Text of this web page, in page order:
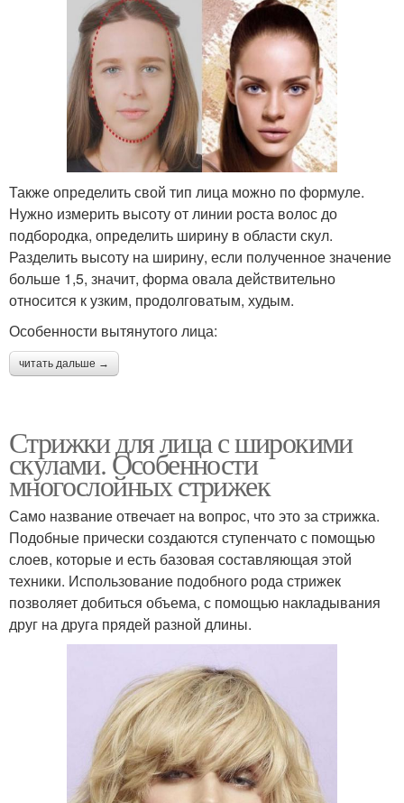
Также определить свой тип лица можно по формуле.
Нужно измерить высоту от линии роста волос до
подбородка, определить ширину в области скул.
Разделить высоту на ширину, если полученное значение
больше 1,5, значит, форма овала действительно
относится к узким, продолговатым, худым.
Особенности вытянутого лица:
читать дальше →
Стрижки для лица с широкими
скулами. Особенности
многослойных стрижек
Само название отвечает на вопрос, что это за стрижка.
Подобные прически создаются ступенчато с помощью
слоев, которые и есть базовая составляющая этой
техники. Использование подобного рода стрижек
позволяет добиться объема, с помощью накладывания
друг на друга прядей разной длины.